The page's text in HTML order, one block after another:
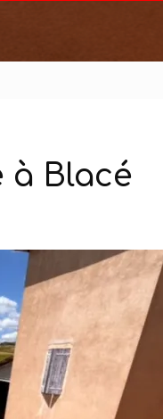
à Blacé